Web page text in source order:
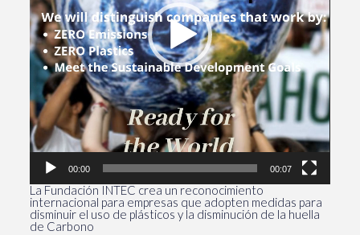
00:00 00:07
La Fundación INTEC crea un reconocimiento
internacional para empresas que adopten medidas para
disminuir el uso de plásticos y la disminución de la huella
de Carbono